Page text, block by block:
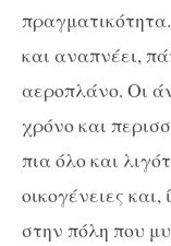
και αναπνέει,
αεροπλάνο. Οι
χρόνο και
πια όλο και
οικογένειες
στην πόλη που